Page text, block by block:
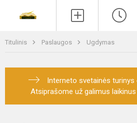
Titulinis Paslaugos Ugdymas
Interneto svetainės turinys
Atsiprašome už galimus